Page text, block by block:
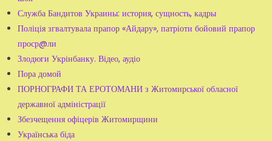
Служба Бандитов Украины: история, сущность, кадры
Поліція згвалтувала прапор «Айдару», патріоти бойовий прапор
проср@ли
Злодюги Укрінбанку. Відео, аудіо
Пора домой
ПОРНОГРАФИ ТА ЕРОТОМАНИ з Житомирської обласної
державної адміністрації
Збезчещення офіцерів Житомирщини
Українська біда